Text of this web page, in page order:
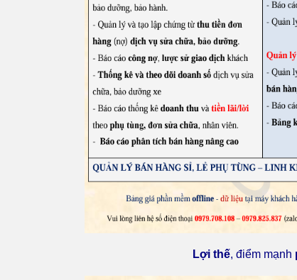
Lợi thế, điểm mạnh